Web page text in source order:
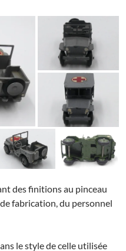
des finitions au pinceau
fabrication, du personnel
le style de celle utilisée